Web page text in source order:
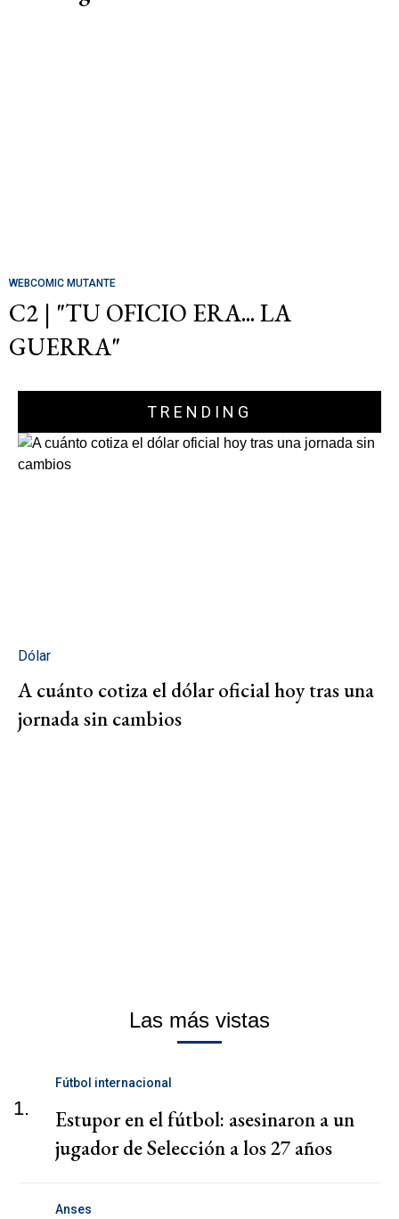
WEBCOMIC MUTANTE
C2 | "TU OFICIO ERA... LA
GUERRA"
TRENDING
Dólar
A cuánto cotiza el dólar oficial hoy tras una
jornada sin cambios
Las más vistas
1.
Fútbol internacional
Estupor en el fútbol: asesinaron a un
jugador de Selección a los 27 años
Anses